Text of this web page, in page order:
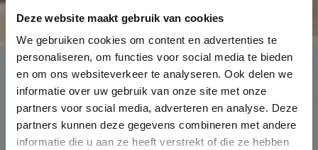
Deze website maakt gebruik van cookies
We gebruiken cookies om content en advertenties te
personaliseren, om functies voor social media te bieden
en om ons websiteverkeer te analyseren. Ook delen we
informatie over uw gebruik van onze site met onze
partners voor social media, adverteren en analyse. Deze
partners kunnen deze gegevens combineren met andere
informatie die u aan ze heeft verstrekt of die ze hebben